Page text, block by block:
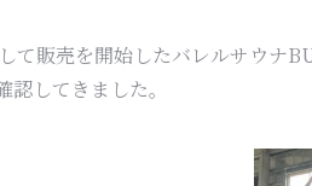
て販売を開始したバレルサウナ
してきました。